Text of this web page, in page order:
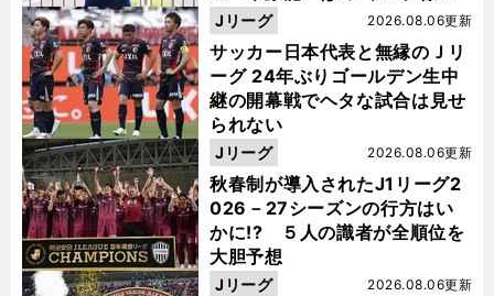
った
サッカー日本代表と無縁のＪリ
ーグ 24年ぶりゴールデン生中
継の開幕戦でヘタな試合は見せ
られない
2026.08.06更新
Jリーグ
秋春制が導入されたJ1リーグ2
026－27シーズンの行方はい
かに!? ５人の識者が全順位を
大胆予想
2026.08.06更新
Jリーグ
2026.08.06更新
Jリーグ